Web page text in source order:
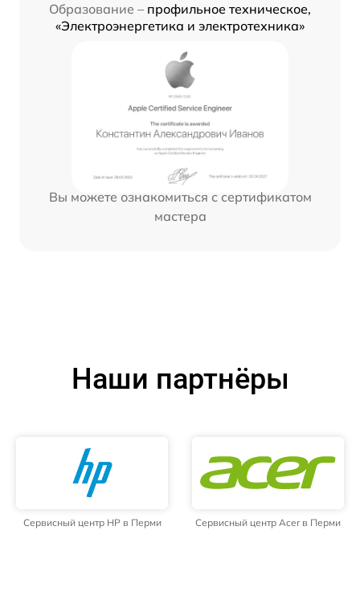
Образование – профильное техническое,
«Электроэнергетика и электротехника»
Вы можете ознакомиться с сертификатом
мастера
Наши партнёры
Сервисный центр HP в Перми Сервисный центр Acer в Перми